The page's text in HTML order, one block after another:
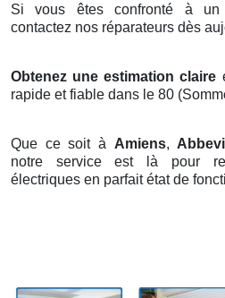
Si vous êtes confronté à un
contactez nos réparateurs dès
Obtenez une estimation claire
rapide et fiable dans le 80
Que ce soit à Amiens,
notre service est là pour
électriques en parfait état de